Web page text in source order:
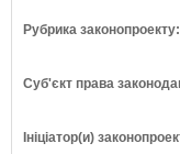
Рубрика законопроекту:
Суб'єкт права
Ініціатор(и)